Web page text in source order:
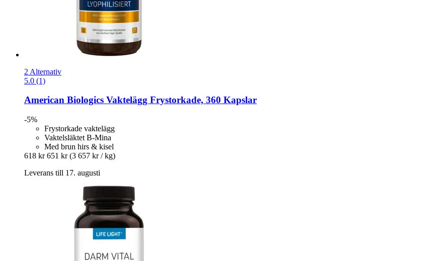
2 Alternativ
5.0 (1)
American Biologics Vaktelägg Frystorkade, 360 Kapslar
-5%
Frystorkade vaktelägg
Vaktelsläktet B-Mina
Med brun hirs & kisel
618 kr 651 kr (3 657 kr / kg)
Leverans till 17. augusti